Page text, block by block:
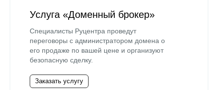
Услуга «Доменный брокер»
Специалисты Руцентра проведут
переговоры с администратором домена о
его продаже по вашей цене и организуют
безопасную сделку.
Заказать услугу